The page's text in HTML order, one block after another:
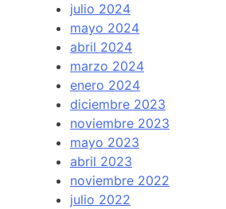
julio 2024
mayo 2024
abril 2024
marzo 2024
enero 2024
diciembre 2023
noviembre 2023
mayo 2023
abril 2023
noviembre 2022
julio 2022